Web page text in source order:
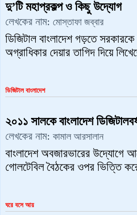
দু’টি মহাপ্রকল্প ও কিছু উদ্যোগ
লেখকের নাম: মোস্তাফা জব্বার
ডিজিটাল বাংলাদেশ গড়তে
অগ্রাধিকার দেয়ার তাগিদ দিয়ে
ডিজিটাল বাংলাদেশ
২০১১ সালকে বাংলাদেশ
লেখকের নাম: কামাল আরসালান
বাংলাদেশ অবজারভারের উদ্যোগে
গোলটেবিল বৈঠকের ওপর ভিত্তি
ঘরে বসে ‍আয়